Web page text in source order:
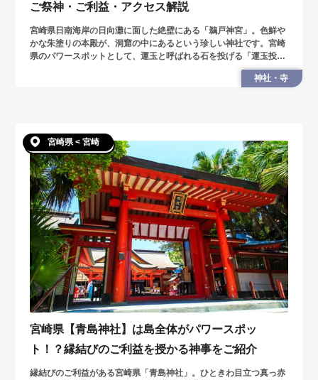
ご祭神・ご利益・アクセス解説
宮崎県日南海岸の日向灘に面した絶壁にある「鵜戸神宮」。色鮮や
かな朱塗りの本殿が、洞窟の中にあるという珍しい神社です。宮崎
県のパワースポットとして、運玉と呼ばれる石を投げる「運玉投
げ」が鵜戸神宮の名物。見事成功すると願いが叶うといわれていま
神社・寺
宮崎県 < 宮崎
宮崎県【青島神社】は島全体がパワースポッ
ト！？縁結びのご利益を授かる神事をご紹介
縁結びのご利益がある宮崎県「青島神社」。ひときわ目立つ真っ赤